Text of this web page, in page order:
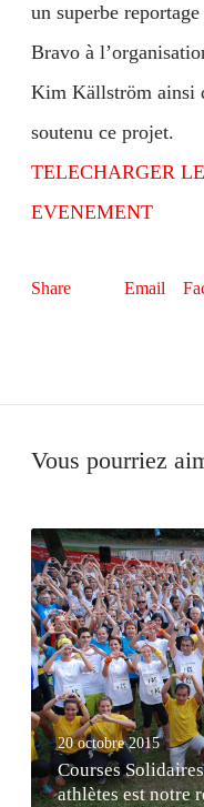
un superbe
Bravo à
Kim Källström ainsi
soutenu ce projet.
TELECHARGER
EVENEMENT
Share Email
Vous pourriez
C
o
u
r
s
e
S
o
l
20 octobre 2015
Courses
athlètes est notre